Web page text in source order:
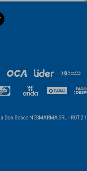
Bosco NESMARMA SRL - RUT